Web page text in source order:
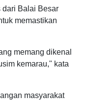
dari Balai Besar
memastikan
memang dikenal
kemarau," kata
masyarakat